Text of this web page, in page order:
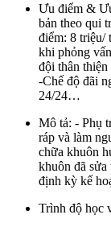
Ưu điểm &
bản theo qui
điểm: 8 triệu/
khi phỏng
đội thân thiện
-Chế độ đãi
24/24…
Mô tả: - Phụ
ráp và làm
chữa khuôn
khuôn đã
định kỳ kế
Trình độ học